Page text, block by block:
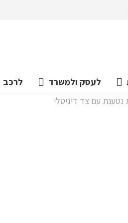
לעסק ולמשרד לרכב
עם צד דיגיטלי